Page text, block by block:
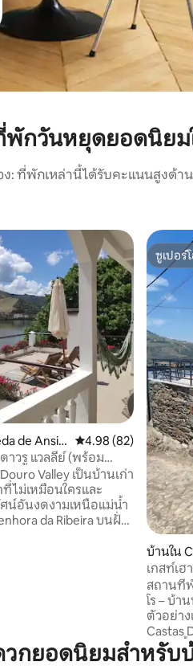
พักวันหยุดยอดนิยม
ง: ที่พักเหล่านี้ได้รับคะแนนสูงด้า
de Ansiã
คะแนนเฉลี่ย 4.98 จาก
4.98 (82)
าวรู แวลลีย์ (พร้อม
Valley เป็นบ้านเก่า
ม่เหมือนใครและ
น์อันงดงามเหนือแม่น้ำ
da Ribeira บนฝั่ง
บ่งแยกยินดีต้อนรับทุกคน!
ซูเปอร์
ซูเปอร์
บ้านใน
เกสท์เฮ
สถานที่
โร – บ้
ตัวอย่า
Castas
อบอุ่นนี้
สำหรับ
กยอดนิยมสำหรับ